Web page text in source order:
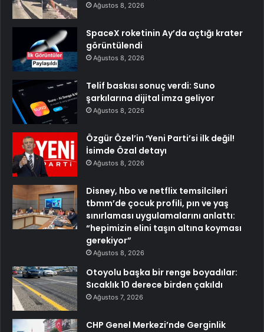
Ağustos 8, 2026
SpaceX roketinin Ay’da açtığı krater
görüntülendi
Ağustos 8, 2026
Telif baskısı sonuç verdi: Suno
şarkılarına dijital imza geliyor
Ağustos 8, 2026
Özgür Özel’in ‘Yeni Parti’si ilk değil!
İsimde Özal detayı
Ağustos 8, 2026
Disney, hbo ve netflix temsilcileri
tbmm’de çocuk profili, pın ve yaş
sınırlaması uygulamalarını anlattı:
“hepimizin elini taşın altına koyması
gerekiyor”
Ağustos 8, 2026
Otoyolu başka bir renge boyadılar:
Sıcaklık 10 derece birden çakıldı
Ağustos 7, 2026
CHP Genel Merkezi’nde Gerginlik